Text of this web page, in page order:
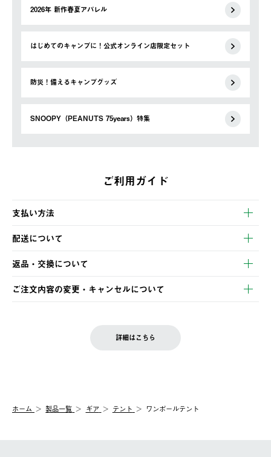
2026年 新作春夏アパレル
はじめてのキャンプに！公式オンライン店限定セット
防災！備えるキャンプグッズ
SNOOPY（PEANUTS 75years）特集
ご利用ガイド
支払い方法
以下のいずれかの方法でお支払いいただけます。
・クレジットカード決済
・コンビニ決済
・Pay-easy決済
配送について
【発送スケジュール】
ご注文・ご入金完了より2営業日以内に商品を発送いたします。
土日祝の発送はございませんので、木曜日以降のご注文は週明け
の発送となる場合がございます。
【配送業者】
佐川急便にて配送されます。
返品・交換について
※お客様都合の場合
お客様都合の返品にかかる送料は、お客様ご負担とさせていただ
む）は受け付けておりません。
一度お手元の商品を返品いただき、ご希望商品を再注文してくだ
ご注文内容の変更・キャンセルについて
LOGOS FAMILY会員の方は、会員マイページ内 購入履歴画面に
詳細はこちら
ホーム 製品一覧 ギア テント ワンポールテント